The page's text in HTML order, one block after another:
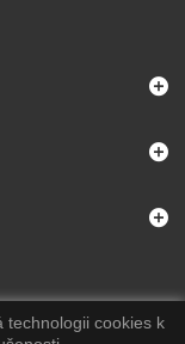
technologii cookies k